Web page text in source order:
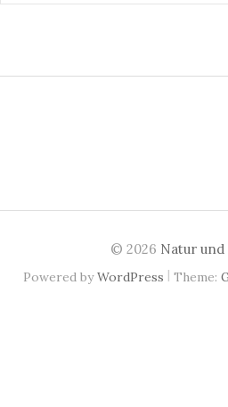
c
© 2026 Natur und
Powered byWordPress | Theme: